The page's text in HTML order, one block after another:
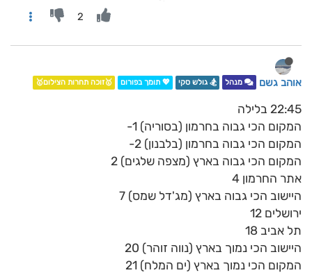
2
אוהב גשם מנהל 🏂 גולש סקי 💖 תומך בפורום 🥇זוכה תחרות הצילום🥇
22:45 בלילה
המקום הכי גבוה בחרמון (בסוריה) 1-
המקום הכי גבוה בחרמון (בלבנון) 2-
המקום הכי גבוה בארץ (מצפה שלגים) 2
אתר החרמון 4
היישוב הכי גבוה בארץ (מג'דל שמס) 7
ירושלים 12
תל אביב 18
היישוב הכי נמוך בארץ (נווה זוהר) 20
המקום הכי נמוך בארץ (ים המלח) 21